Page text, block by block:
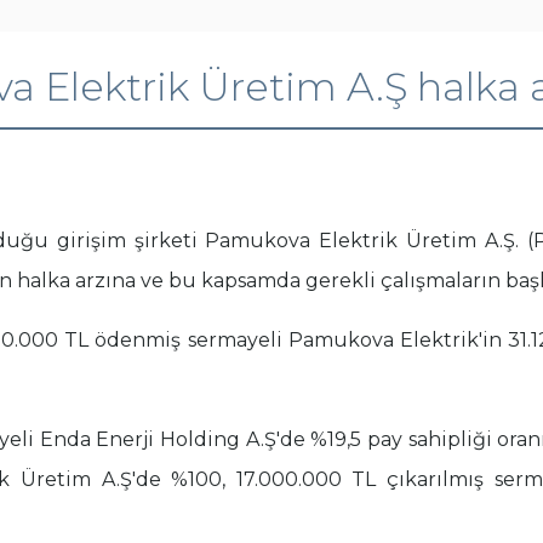
Elektrik Üretim A.Ş halka
girişim şirketi Pamukova Elektrik Üretim A.Ş.
arzına ve bu kapsamda gerekli çalışmaların
TL ödenmiş sermayeli Pamukova Elektrik'in
Enda Enerji Holding A.Ş'de %19,5 pay sahipliği
A.Ş'de %100, 17.000.000 TL çıkarılmış